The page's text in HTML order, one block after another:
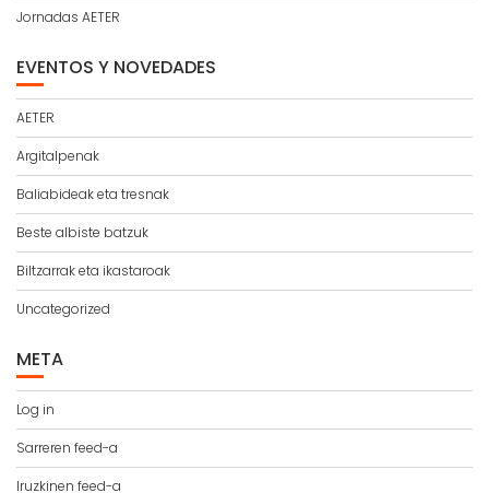
Jornadas AETER
EVENTOS Y NOVEDADES
AETER
Argitalpenak
Baliabideak eta tresnak
Beste albiste batzuk
Biltzarrak eta ikastaroak
Uncategorized
META
Log in
Sarreren feed-a
Iruzkinen feed-a